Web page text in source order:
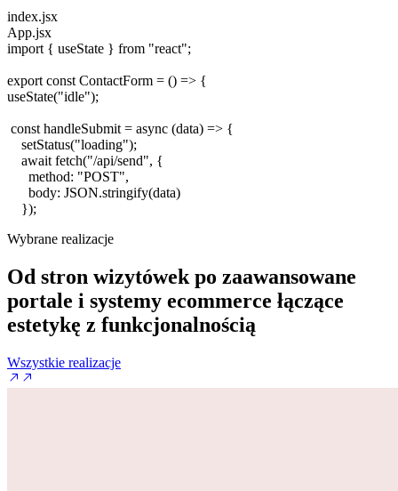
index.jsx
App.jsx
import{ useState } from "react";
export const ContactForm = () => {
useState("idle");
const handleSubmit= async (data) => {
setStatus("loading");
await fetch("/api/send", {
method: "POST",
body: JSON.stringify(data)
});
Wybrane realizacje
Od stron wizytówek po zaawansowane
portale i systemy ecommerce łączące
estetykę z funkcjonalnością
Wszystkie realizacje